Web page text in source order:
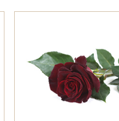
Rose noire de